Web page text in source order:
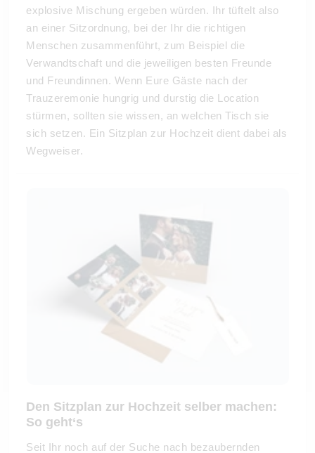
explosive Mischung ergeben würden. Ihr tüftelt also
an einer Sitzordnung, bei der Ihr die richtigen
Menschen zusammenführt, zum Beispiel die
Verwandtschaft und die jeweiligen besten Freunde
und Freundinnen. Wenn Eure Gäste nach der
Trauzeremonie hungrig und durstig die Location
stürmen, sollten sie wissen, an welchen Tisch sie
sich setzen. Ein Sitzplan zur Hochzeit dient dabei als
Wegweiser.
Den Sitzplan zur Hochzeit selber machen:
So geht‘s
Seit Ihr noch auf der Suche nach bezaubernden